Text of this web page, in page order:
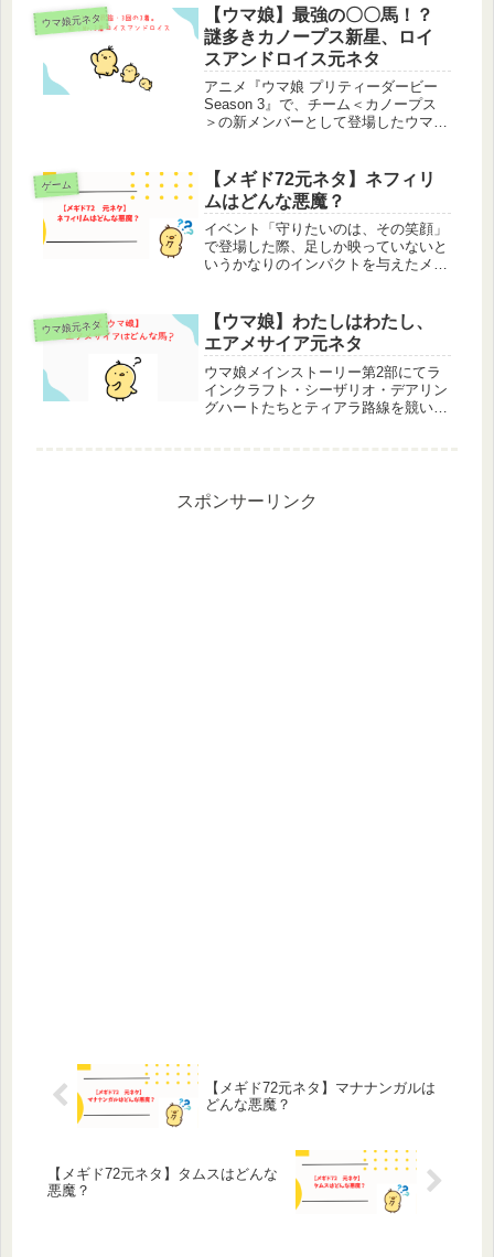
ムはプレイステーション5（PS5）と
Steamで、ニンテンド...
ウマ娘元ネタ
【ウマ娘】最強の〇〇馬！？
謎多きカノープス新星、ロイ
スアンドロイス元ネタ
アニメ『ウマ娘 プリティーダービー
Season 3』で、チーム＜カノープス
＞の新メンバーとして登場したウマ
で様々な憶測を呼びました。彼女のモ
チーフとなったのは、重賞未勝利...
ゲーム
【メギド72元ネタ】ネフィリ
ムはどんな悪魔？
イベント「守りたいのは、その笑顔」
で登場した際、足しか映っていないと
いうかなりのインパクトを与えたメギ
ンはちょっと短すぎません？せめて巨
大化だけでも3ターンになれば…バー
ス...
ウマ娘元ネタ
【ウマ娘】わたしはわたし、
エアメサイア元ネタ
ウマ娘メインストーリー第2部にてラ
インクラフト・シーザリオ・デアリン
グハートたちとティアラ路線を競い合
姿...
スポンサーリンク
【メギド72元ネタ】マナナンガルは
どんな悪魔？
【メギド72元ネタ】タムスはどんな
悪魔？